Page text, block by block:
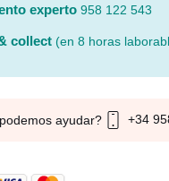
experto 958 122 543
collect (en 8 horas
ayudar? +34